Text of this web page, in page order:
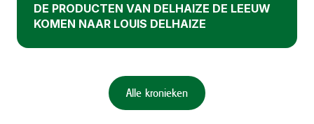
DE PRODUCTEN VAN DELHAIZE DE LEEUW
KOMEN NAAR LOUIS DELHAIZE
Alle kronieken